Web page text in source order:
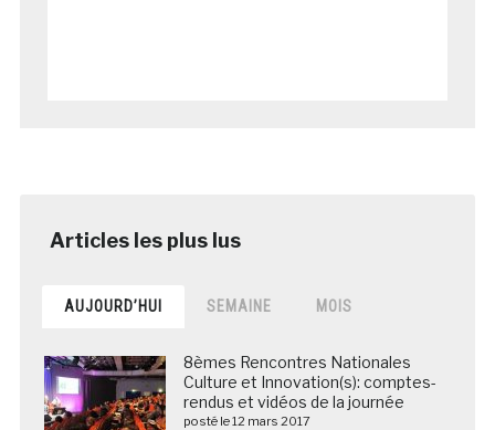
AUJOURD’HUI SEMAINE MOIS
8èmes Rencontres Nationales
Culture et Innovation(s): comptes-
rendus et vidéos de la journée
posté le 12 mars 2017